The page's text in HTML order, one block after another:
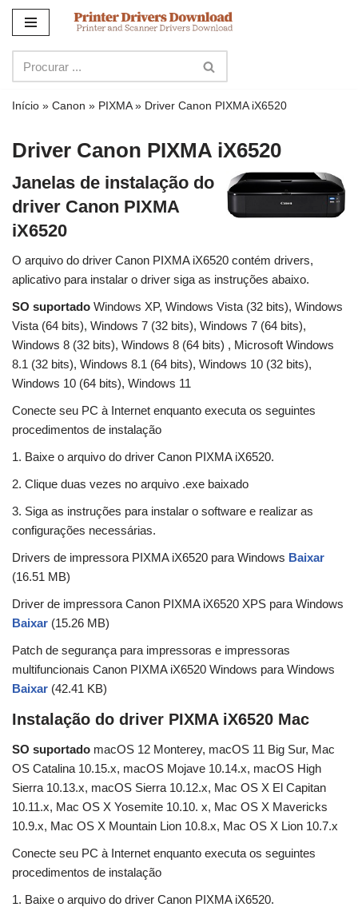
para
o
conteúdo
Início » Canon » PIXMA» Driver Canon PIXMA iX6520
Driver Canon PIXMA iX6520
Janelas de instalação do
driver Canon PIXMA
iX6520
O arquivo do driver Canon PIXMA iX6520 contém drivers,
aplicativo para instalar o driver siga as instruções abaixo.
SO suportado Windows XP, Windows Vista (32 bits), Windows
Vista (64 bits), Windows 7 (32 bits), Windows 7 (64 bits),
Windows 8 (32 bits), Windows 8 (64 bits) , Microsoft Windows
8.1 (32 bits), Windows 8.1 (64 bits), Windows 10 (32 bits),
Windows 10 (64 bits), Windows 11
Conecte seu PC à Internet enquanto executa os seguintes
procedimentos de instalação
1. Baixe o arquivo do driver Canon PIXMA iX6520.
2. Clique duas vezes no arquivo .exe baixado
3. Siga as instruções para instalar o software e realizar as
configurações necessárias.
Drivers de impressora PIXMA iX6520 para Windows Baixar
(16.51 MB)
Driver de impressora Canon PIXMA iX6520 XPS para Windows
Baixar (15.26 MB)
Patch de segurança para impressoras e impressoras
multifuncionais Canon PIXMA iX6520 Windows para Windows
Baixar (42.41 KB)
Instalação do driver PIXMA iX6520 Mac
SO suportado macOS 12 Monterey, macOS 11 Big Sur, Mac
OS Catalina 10.15.x, macOS Mojave 10.14.x, macOS High
Sierra 10.13.x, macOS Sierra 10.12.x, Mac OS X El Capitan
10.11.x, Mac OS X Yosemite 10.10. x, Mac OS X Mavericks
10.9.x, Mac OS X Mountain Lion 10.8.x, Mac OS X Lion 10.7.x
Conecte seu PC à Internet enquanto executa os seguintes
procedimentos de instalação
1. Baixe o arquivo do driver Canon PIXMA iX6520.